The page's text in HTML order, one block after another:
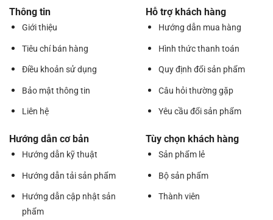
Thông tin
Giới thiệu
Tiêu chí bán hàng
Điều khoản sử dụng
Bảo mật thông tin
Liên hệ
Hỗ trợ khách hàng
Hướng dẫn mua hàng
Hình thức thanh toán
Quy định đổi sản phẩm
Câu hỏi thường gặp
Yêu cầu đổi sản phẩm
Hướng dẫn cơ bản
Hướng dẫn kỹ thuật
Hướng dẫn tải sản phẩm
Hướng dẫn cập nhật sản
phẩm
Tùy chọn khách hàng
Sản phẩm lẻ
Bộ sản phẩm
Thành viên